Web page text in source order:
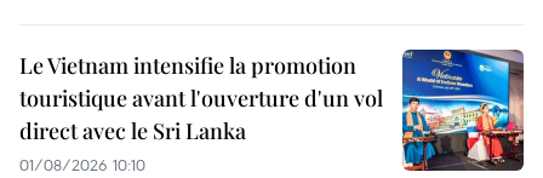
Le Vietnam intensifie la promotion
touristique avant l'ouverture d'un vol
direct avec le Sri Lanka
01/08/2026 10:10